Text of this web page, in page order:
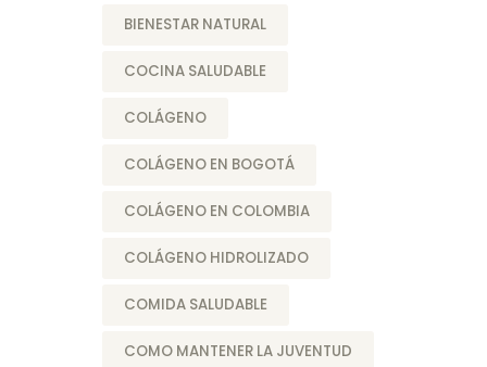
BIENESTAR NATURAL
COCINA SALUDABLE
COLÁGENO
COLÁGENO EN BOGOTÁ
COLÁGENO EN COLOMBIA
COLÁGENO HIDROLIZADO
COMIDA SALUDABLE
COMO MANTENER LA JUVENTUD